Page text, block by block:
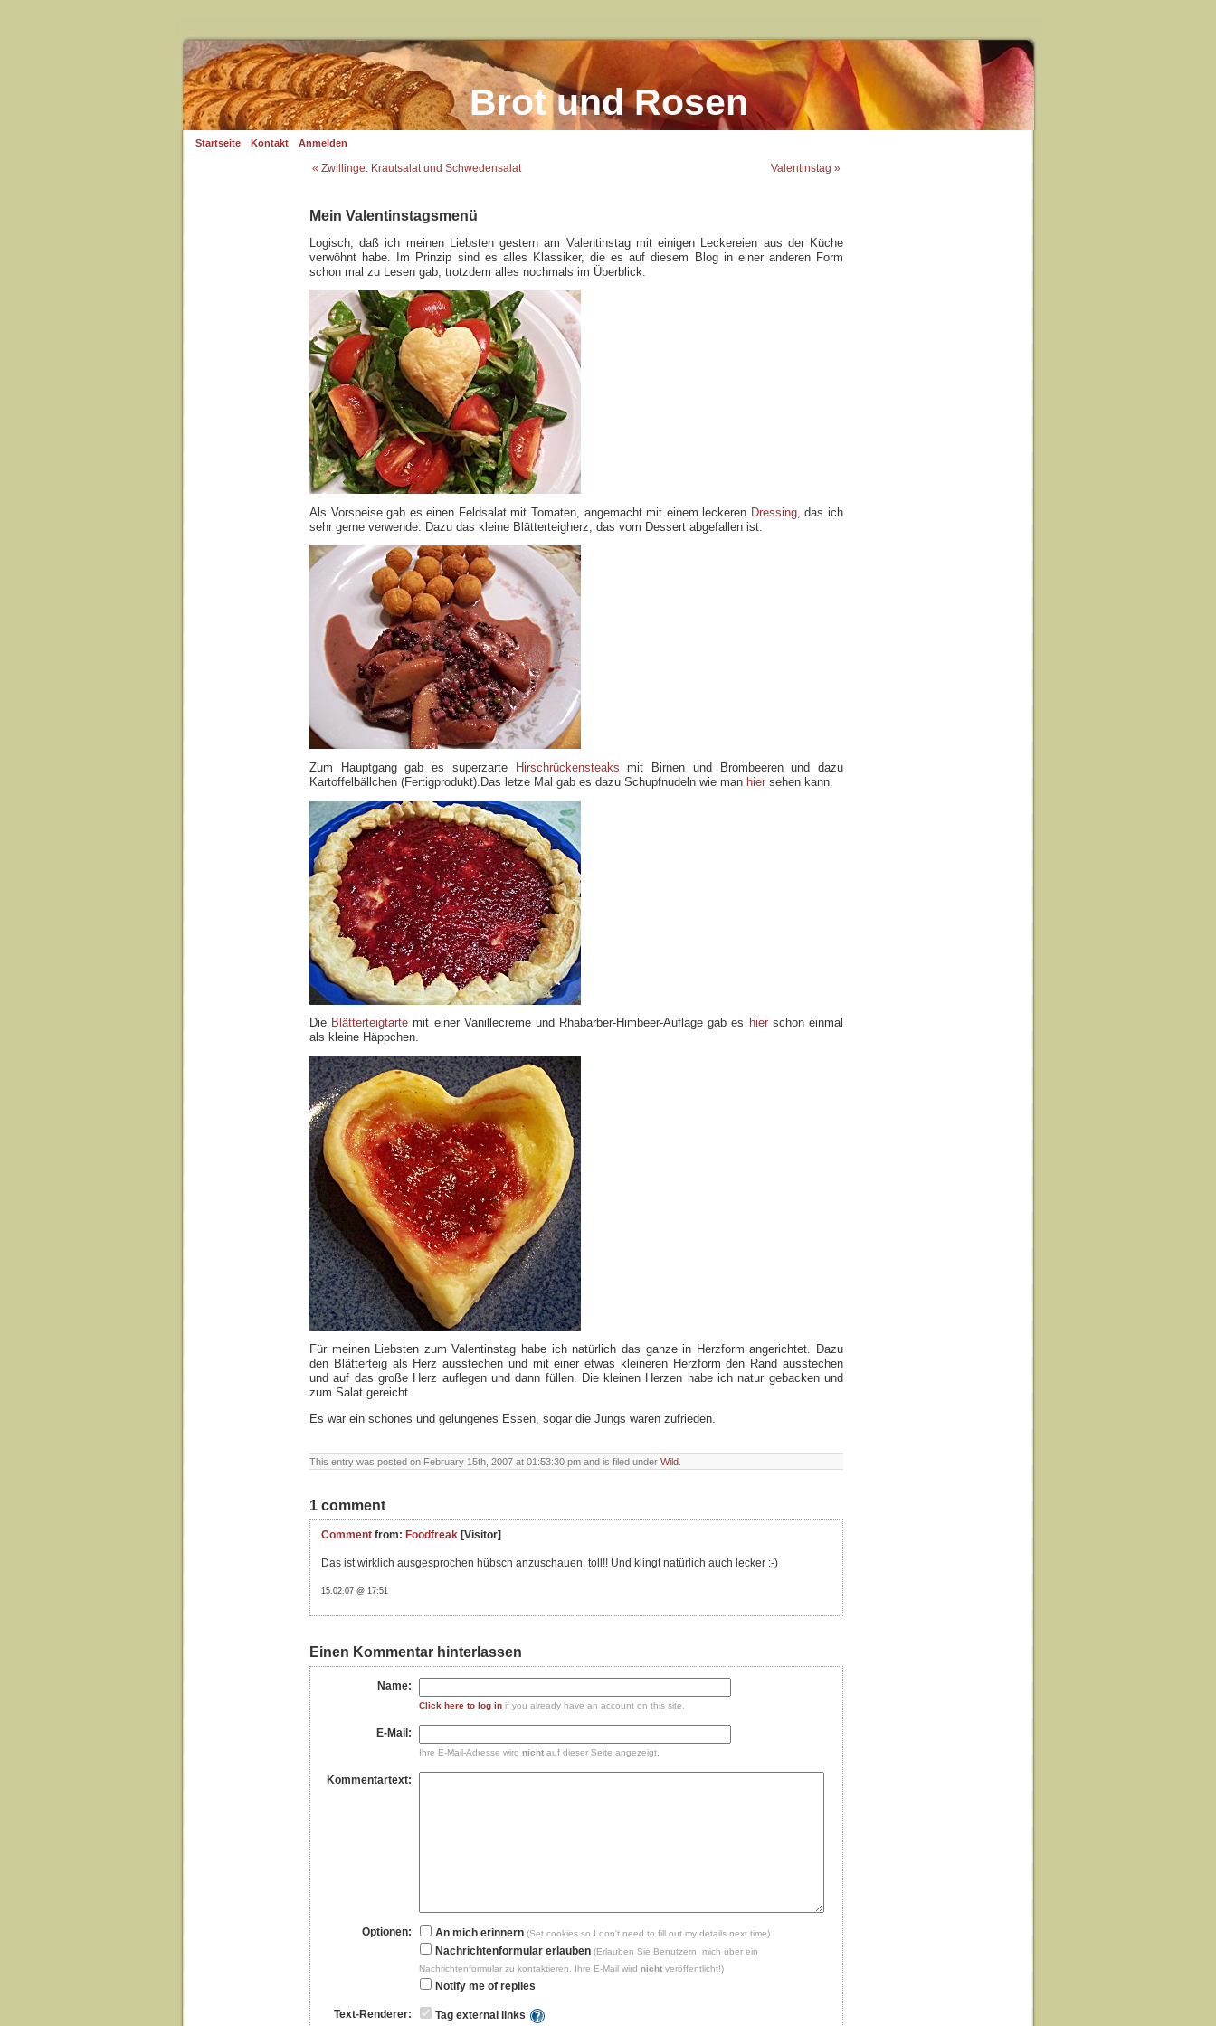
Brot und Rosen
Startseite Kontakt Anmelden
« Zwillinge: Krautsalat und Schwedensalat Valentinstag »
Mein Valentinstagsmenü
Logisch, daß ich meinen Liebsten gestern am Valentinstag mit einigen Leckereien aus der Küche
verwöhnt habe. Im Prinzip sind es alles Klassiker, die es auf diesem Blog in einer anderen Form
schon mal zu Lesen gab, trotzdem alles nochmals im Überblick.
Als Vorspeise gab es einen Feldsalat mit Tomaten, angemacht mit einem leckeren Dressing, das ich
sehr gerne verwende. Dazu das kleine Blätterteigherz, das vom Dessert abgefallen ist.
Zum Hauptgang gab es superzarte Hirschrückensteaks mit Birnen und Brombeeren und dazu
Kartoffelbällchen (Fertigprodukt).Das letze Mal gab es dazu Schupfnudeln wie man hier sehen kann.
Die Blätterteigtarte mit einer Vanillecreme und Rhabarber-Himbeer-Auflage gab es hierschon einmal
als kleine Häppchen.
Für meinen Liebsten zum Valentinstag habe ich natürlich das ganze in Herzform angerichtet. Dazu
den Blätterteig als Herz ausstechen und mit einer etwas kleineren Herzform den Rand ausstechen
und auf das große Herz auflegen und dann füllen. Die kleinen Herzen habe ich natur gebacken und
zum Salat gereicht.
Es war ein schönes und gelungenes Essen, sogar die Jungs waren zufrieden.
This entry was posted on February 15th, 2007 at 01:53:30 pm and is filed under Wild
1 comment
Comment from: Foodfreak [Visitor]
Das ist wirklich ausgesprochen hübsch anzuschauen, toll!! Und klingt natürlich auch lecker :-)
15.02.07 @ 17:51
Einen Kommentar hinterlassen
Name:
Click here to log in if you already have an account on this site.
E-Mail:
Ihre E-Mail-Adresse wird nicht auf dieser Seite angezeigt.
Kommentartext:
Optionen: An mich erinnern (Set cookies so I don't need to fill out my details next time)
Nachrichtenformular erlauben (Erlauben Sie Benutzern, mich über ein
Nachrichtenformular zu kontaktieren. Ihre E-Mail wird nicht veröffentlicht!)
Notify me of replies
Text-Renderer: Tag external links